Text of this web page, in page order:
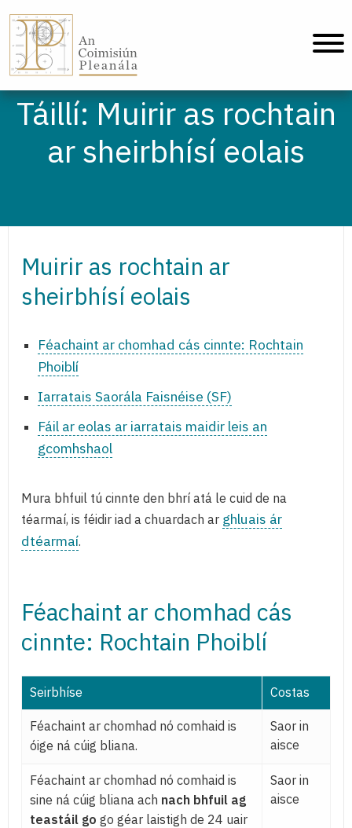
Táillí: Muirir as rochtain
ar sheirbhísí eolais
Muirir as rochtain ar
sheirbhísí eolais
Féachaint ar chomhad cás cinnte: Rochtain
Phoiblí
Iarratais Saorála Faisnéise (SF)
Fáil ar eolas ar iarratais maidir leis an
gcomhshaol
Mura bhfuil tú cinnte den bhrí atá le cuid de na
téarmaí, is féidir iad a chuardach ar ghluais ár
dtéarmaí.
Féachaint ar chomhad cás
cinnte: Rochtain Phoiblí
Seirbhíse Costas
Féachaint ar chomhad nó comhaid is
óige ná cúig bliana.
Saor in
aisce
Féachaint ar chomhad nó comhaid is
sine ná cúig bliana ach nach bhfuil ag
teastáil go go géar laistigh de 24 uair
Saor in
aisce